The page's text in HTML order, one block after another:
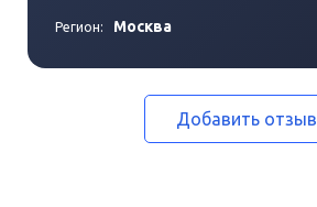
Регион: Москва
Добавить отзыв